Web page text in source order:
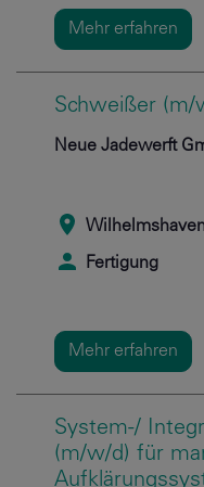
Mehr erfahren
Schweißer (m/
Neue Jadewerft
Fertigung
Mehr erfahren
System-/
(m/w/d) für